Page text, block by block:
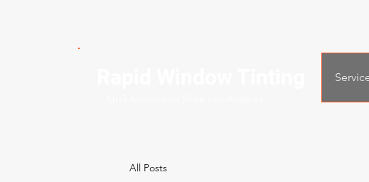
All Posts